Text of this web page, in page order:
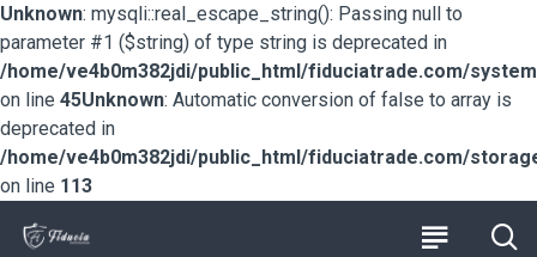
Unknown: mysqli::real_escape_string(): Passing null to
parameter #1 ($string) of type string is deprecated in
/home/ve4b0m382jdi/public_html/fiduciatrade.com/
on line 45Unknown: Automatic conversion of false to array is
deprecated in
/home/ve4b0m382jdi/public_html/fiduciatrade.com/
on line 113